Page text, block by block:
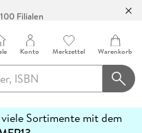
Konto Merkzettel Warenkorb
Sortimente mit dem